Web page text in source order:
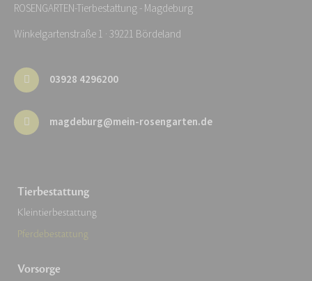
ROSENGARTEN-Tierbestattung - Magdeburg
Winkelgartenstraße 1 · 39221 Bördeland
03928 4296200
magdeburg@mein-rosengarten.de
Tierbestattung
Kleintierbestattung
Pferdebestattung
Vorsorge